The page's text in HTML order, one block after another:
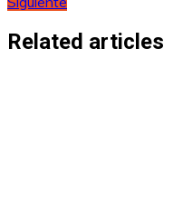
de
entradas
Related articles